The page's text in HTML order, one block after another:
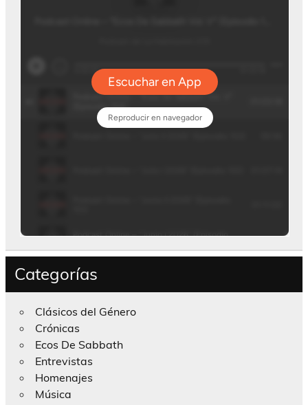
Categorías
Clásicos del Género
Crónicas
Ecos De Sabbath
Entrevistas
Homenajes
Música